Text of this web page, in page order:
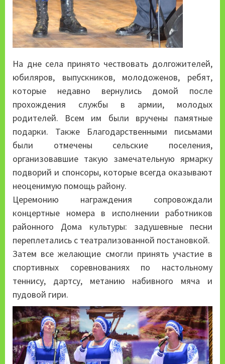
На дне села принято чествовать долгожителей,
юбиляров, выпускников, молодоженов, ребят,
которые недавно вернулись домой после
прохождения службы в армии, молодых
родителей. Всем им были вручены памятные
подарки. Также Благодарственными письмами
были отмечены сельские поселения,
организовавшие такую замечательную ярмарку
подворий и спонсоры, которые всегда оказывают
неоценимую помощь району.
Церемонию награждения сопровождали
концертные номера в исполнении работников
районного Дома культуры: задушевные песни
переплетались с театрализованной постановкой.
Затем все желающие смогли принять участие в
спортивных соревнованиях по настольному
теннису, дартсу, метанию набивного мяча и
пудовой гири.